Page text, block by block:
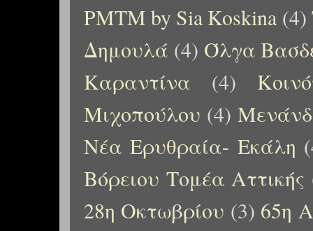
PMTM by Sia Koskina (4)
Δημουλά (4) Όλγα
Καραντίνα
(4)
Μιχοπούλου (4)
Νέα Ερυθραία- Εκάλη
Βόρειου Τομέα Αττικής
28η Οκτωβρίου (3) 65η